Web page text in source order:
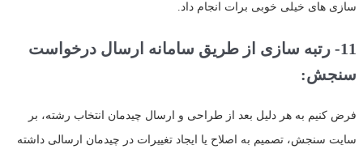
سازی های خیلی خوبی برات انجام داد.
11- رتبه سازی از طریق سامانه ارسال درخواست
سنجش:
فرض کنیم به هر دلیل بعد از طراحی و ارسال چیدمان انتخاب رشته، بر
سایت سنجش، تصمیم به اصلاح یا ایجاد تغییرات در چیدمان ارسالی داشته